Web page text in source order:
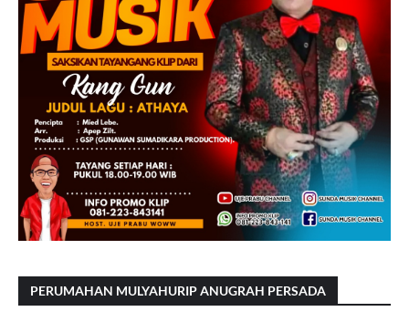
PERUMAHAN MULYAHURIP ANUGRAH PERSADA